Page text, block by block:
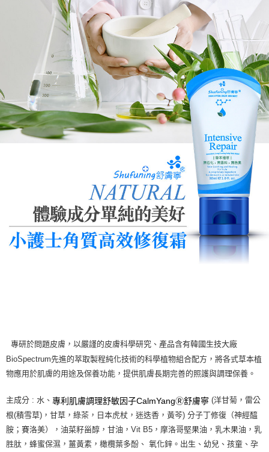
專研於問題皮膚，以嚴謹的皮膚科學研究、產品含有韓國生技大廠
BioSpectrum先進的萃取製程純化技術的科學植物組合配方，將各式草本植
物應用於肌膚的用途及保養功能，提供肌膚長期完善的照護與調理保養。
主成分 : 水、 專利肌膚調理舒敏因子CalmYangⓇ舒膚寧 (洋甘菊，雷公
根(積雪草)，甘草，綠茶，日本虎杖，迷迭香，黃芩) 分子丁修復（神經醯
胺；賽洛美），油菜籽甾醇，甘油，Vit B5，摩洛哥堅果油，乳木果油，乳
胜肽，蜂蜜保濕，薑黃素，橄欖葉多酚、 氧化鋅。出生、幼兒、孩童、孕